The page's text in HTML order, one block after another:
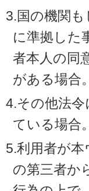
3.国の機関
に準拠した
者本人の同
がある場合。
4.その他法
ている場合。
5.利用者が
の第三者か